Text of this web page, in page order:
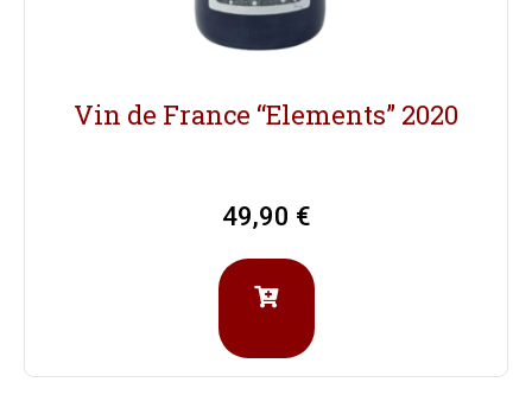
Vin de France “Elements” 2020
49,90 €